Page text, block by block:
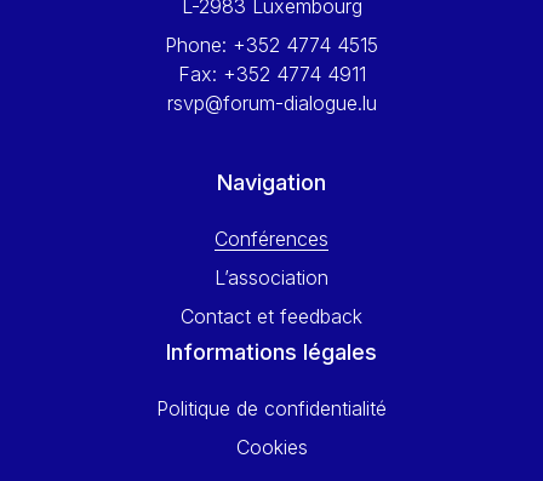
Yossi Beillin
Yves FRANCHET
L-2983 Luxembourg
Phone: +352 4774 4515
Fax: +352 4774 4911
rsvp@forum-dialogue.lu
Navigation
Conférences
L’association
Contact et feedback
Informations légales
Politique de confidentialité
Cookies